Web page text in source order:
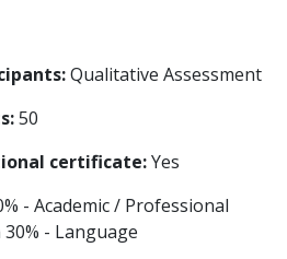
Qualitative Assessment
50
certificate:Yes
- Academic / Professional
- Language